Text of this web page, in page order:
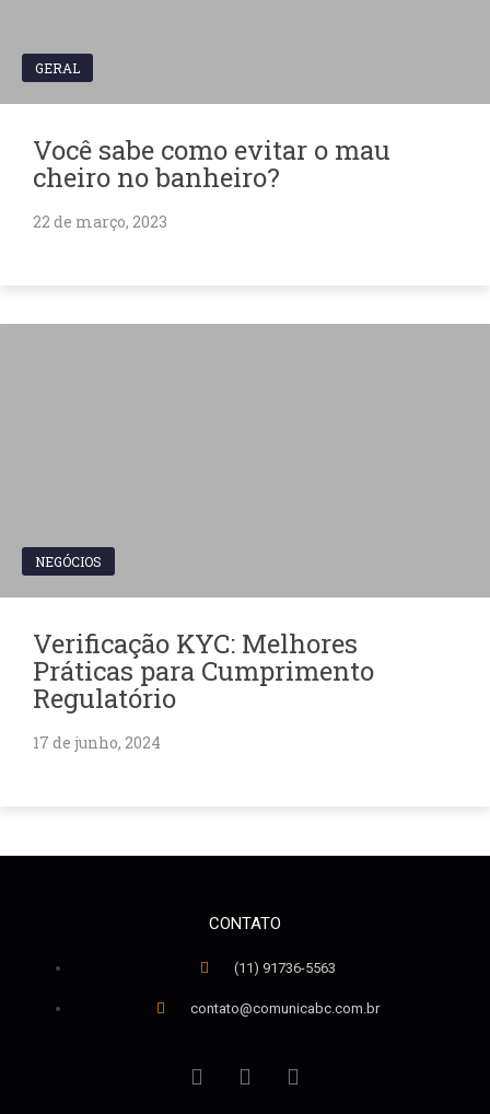
GERAL
Você sabe como evitar o mau
cheiro no banheiro?
22 de março, 2023
NEGÓCIOS
Verificação KYC: Melhores
Práticas para Cumprimento
Regulatório
17 de junho, 2024
CONTATO
(11) 91736-5563
contato@comunicabc.com.br